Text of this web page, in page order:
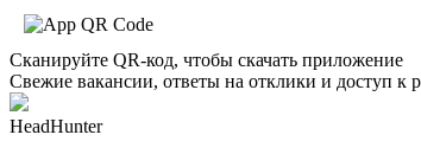
Сканируйте QR-код, чтобы скачать приложение
Свежие вакансии, ответы на отклики и доступ к
HeadHunter